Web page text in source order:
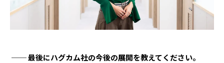
── 最後にハグカム社の今後の展開を教えてください。